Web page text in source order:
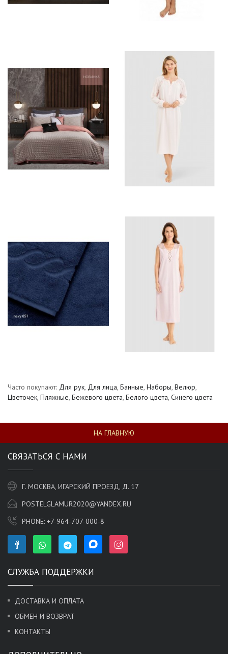
Часто покупают: Для рук, Для лица, Банные, Наборы, Велюр,
Цветочек, Пляжные, Бежевого цвета, Белого цвета, Синего цвета
НА ГЛАВНУЮ
СВЯЗАТЬСЯ С НАМИ
Г. МОСКВА, ИГАРСКИЙ ПРОЕЗД, Д. 17
POSTELGLAMUR2020@YANDEX.RU
PHONE: +7-964-707-000-8
СЛУЖБА ПОДДЕРЖКИ
ДОСТАВКА И ОПЛАТА
ОБМЕН И ВОЗВРАТ
КОНТАКТЫ